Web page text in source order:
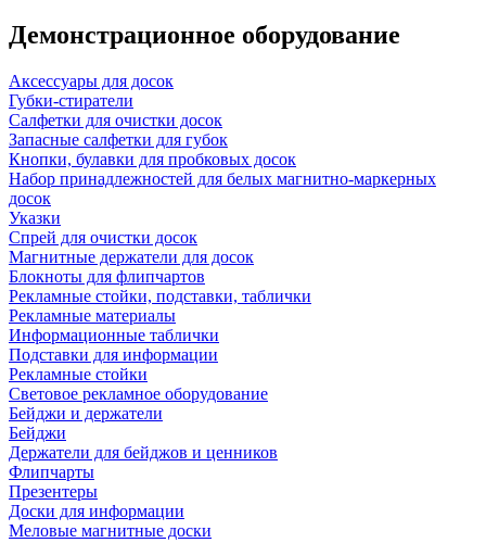
Демонстрационное оборудование
Аксессуары для досок
Губки-стиратели
Салфетки для очистки досок
Запасные салфетки для губок
Кнопки, булавки для пробковых досок
Набор принадлежностей для белых магнитно-маркерных
досок
Указки
Спрей для очистки досок
Магнитные держатели для досок
Блокноты для флипчартов
Рекламные стойки, подставки, таблички
Рекламные материалы
Информационные таблички
Подставки для информации
Рекламные стойки
Световое рекламное оборудование
Бейджи и держатели
Бейджи
Держатели для бейджов и ценников
Флипчарты
Презентеры
Доски для информации
Меловые магнитные доски